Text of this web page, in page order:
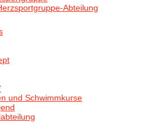
Abteilung
und Schwimmkurse